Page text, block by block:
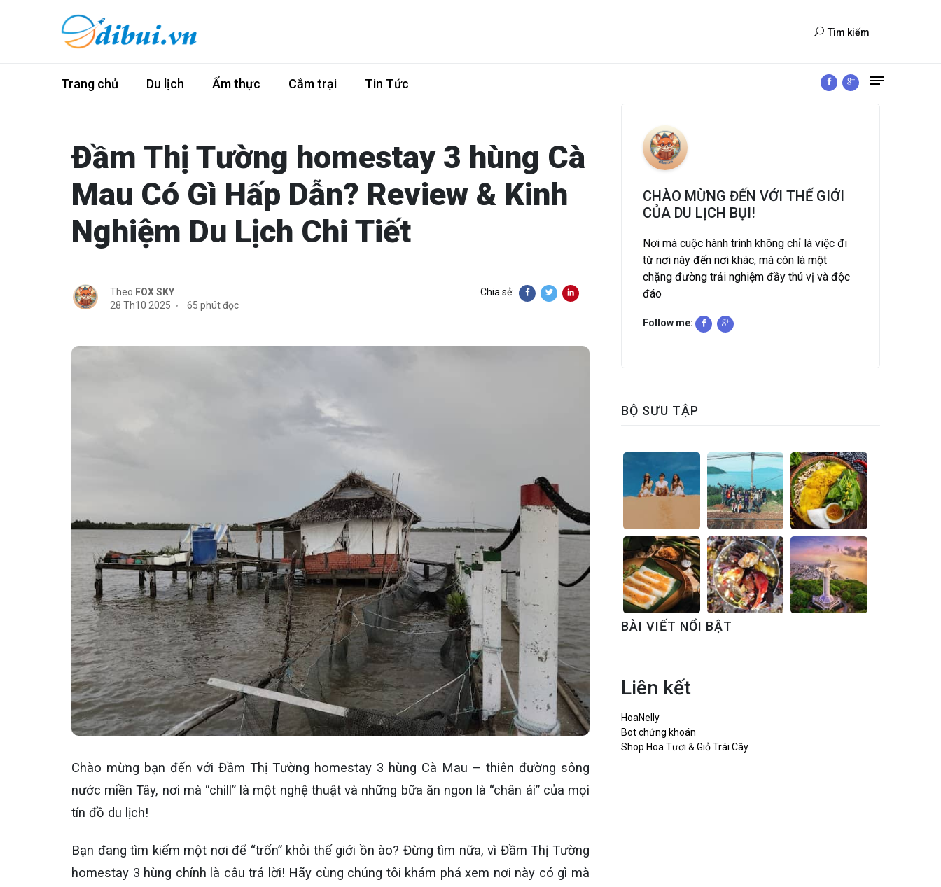
Tìm kiếm
Trang chủ Du lịch Ẩm thực Cắm trại Tin Tức
Đầm Thị Tường homestay 3 hùng Cà
Mau Có Gì Hấp Dẫn? Review & Kinh
Nghiệm Du Lịch Chi Tiết
Theo FOX SKY
28 Th10 2025
65 phút đọc
Chia sẻ:
Chào mừng bạn đến với Đầm Thị Tường homestay 3 hùng Cà Mau – thiên đường sông
nước miền Tây, nơi mà “chill” là một nghệ thuật và những bữa ăn ngon là “chân ái” của mọi
tín đồ du lịch!
Bạn đang tìm kiếm một nơi để “trốn” khỏi thế giới ồn ào? Đừng tìm nữa, vì Đầm Thị Tường
homestay 3 hùng chính là câu trả lời! Hãy cùng chúng tôi khám phá xem nơi này có gì mà
CHÀO MỪNG ĐẾN VỚI THẾ GIỚI
CỦA DU LỊCH BỤI!
Nơi mà cuộc hành trình không chỉ là việc đi
từ nơi này đến nơi khác, mà còn là một
chặng đường trải nghiệm đầy thú vị và độc
đáo
Follow me:
BỘ SƯU TẬP
BÀI VIẾT NỔI BẬT
Liên kết
HoaNelly
Bot chứng khoán
Shop Hoa Tươi & Giỏ Trái Cây